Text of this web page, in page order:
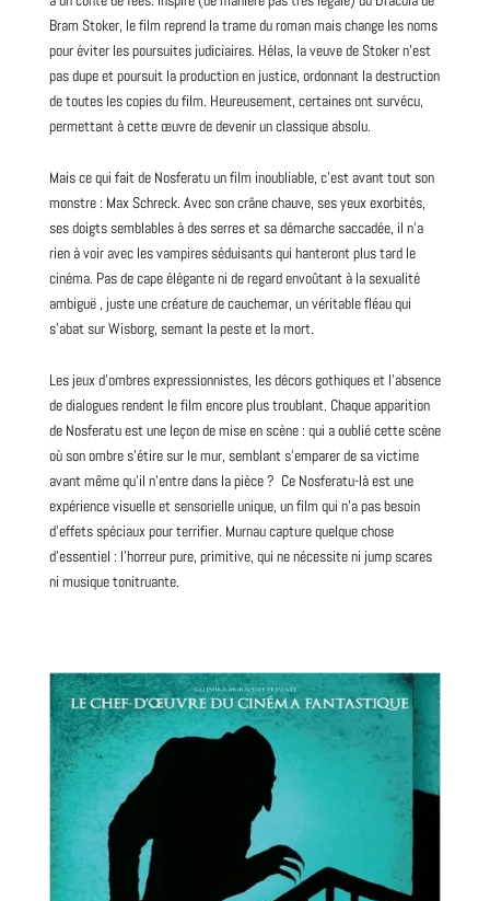
Bram Stoker, lefilm reprend la trame duromanmais change les noms
pour éviter les poursuites judiciaires. Hélas, la veuve de Stoker n’est
pas dupe et poursuit la production en justice, ordonnant la destruction
de toutes les copies du film. Heureusement, certaines ont survécu,
permettant à cette œuvre de devenir un classique absolu.
Mais ce qui fait de Nosferatuun film inoubliable, c’est avant tout son
monstre : Max Schreck. Avec son crâne chauve, ses yeux exorbités,
ses doigts semblables à des serres et sa démarche saccadée, il n’a
rien à voir avec les vampires séduisants qui hanteront plus tard le
cinéma. Pas de cape élégante ni de regard envoûtant à la sexualité
ambiguë , juste une créature de cauchemar, un véritable fléau qui
s’abat sur Wisborg, semant la peste et la mort.
Les jeux d’ombres expressionnistes, les décors gothiques et l’absence
de dialogues rendent le film encore plus troublant. Chaque apparition
de Nosferatu est une leçon de mise en scène : qui a oublié cette scène
où son ombre s’étire sur le mur, semblant s’emparer de sa victime
avant même qu’il n’entre dans la pièce ? Ce Nosferatu-là est une
expérience visuelleet sensorielle unique, un film qui n’a pas besoin
d’effets spéciaux pour terrifier. Murnau capture quelque chose
d’essentiel : l’horreur pure, primitive, qui ne nécessite ni jump scares
ni musique tonitruante.